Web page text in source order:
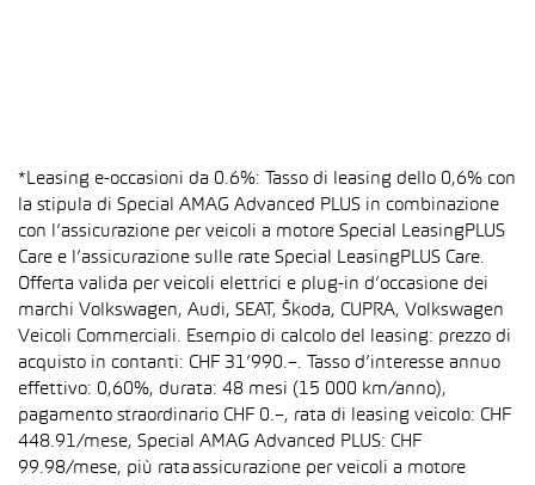
*Leasing e-occasioni da 0.6%: Tasso di leasing dello 0,6% con
la stipula di Special AMAG Advanced PLUS in combinazione
con l’assicurazione per veicoli a motore Special LeasingPLUS
Care e l’assicurazione sulle rate Special LeasingPLUS Care.
Offerta valida per veicoli elettrici e plug-in d’occasione dei
marchi Volkswagen, Audi, SEAT, Škoda, CUPRA, Volkswagen
Veicoli Commerciali. Esempio di calcolo del leasing: prezzo di
acquisto in contanti: CHF 31’990.–. Tasso d’interesse annuo
effettivo: 0,60%, durata: 48 mesi (15 000 km/anno),
pagamento straordinario CHF 0.–, rata di leasing veicolo: CHF
448.91/mese, Special AMAG Advanced PLUS: CHF
99.98/mese, più rata assicurazione per veicoli a motore